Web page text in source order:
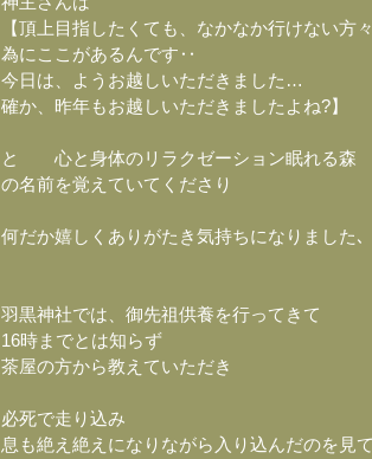
【頂上目指したくても、なかなか行けない方
為にここがあるんです‥
今日は、ようお越しいただきました…
確か、昨年もお越しいただきましたよね?】
と 心と身体のリラクゼーション眠れる森
の名前を覚えていてくださり
何だか嬉しくありがたき気持ちになりました､
羽黒神社では、御先祖供養を行ってきて
16時までとは知らず
茶屋の方から教えていただき
必死で走り込み
息も絶え絶えになりながら入り込んだのを見